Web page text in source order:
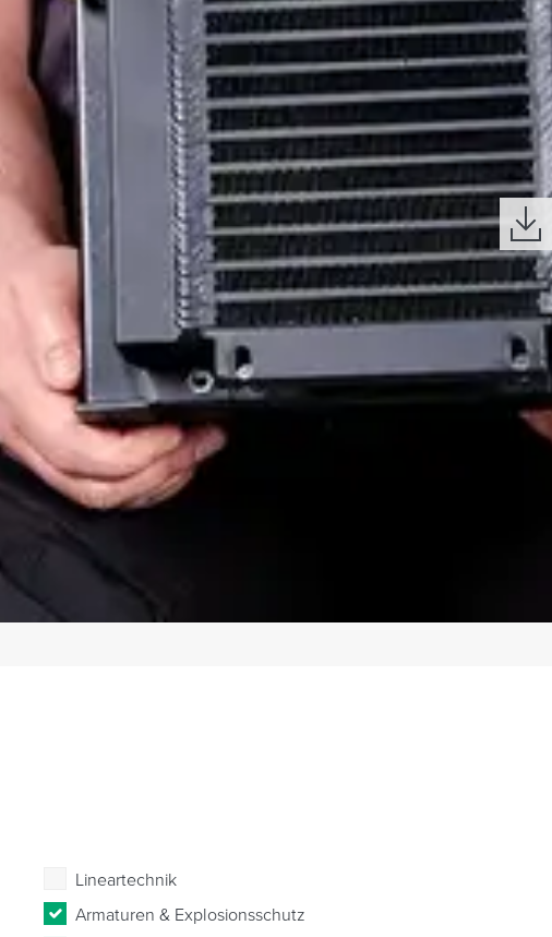
Lineartechnik
Armaturen & Explosionsschutz